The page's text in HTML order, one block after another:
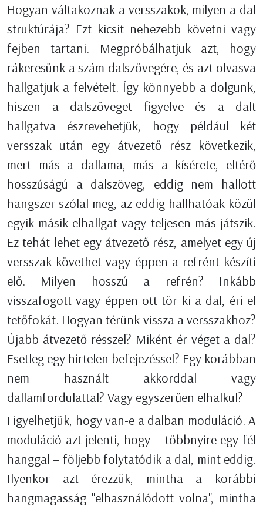
Hogyan váltakoznak a versszakok, milyen a dal
struktúrája? Ezt kicsit nehezebb követni vagy
fejben tartani. Megpróbálhatjuk azt, hogy
rákeresünk a szám dalszövegére, és azt olvasva
hallgatjuk a felvételt. Így könnyebb a dolgunk,
hiszen a dalszöveget figyelve és a dalt
hallgatva észrevehetjük, hogy például két
versszak után egy átvezető rész következik,
mert más a dallama, más a kísérete, eltérő
hosszúságú a dalszöveg, eddig nem hallott
hangszer szólal meg, az eddig hallhatóak közül
egyik-másik elhallgat vagy teljesen más játszik.
Ez tehát lehet egy átvezető rész, amelyet egy új
versszak követhet vagy éppen a refrént készíti
elő. Milyen hosszú a refrén? Inkább
visszafogott vagy éppen ott tör ki a dal, éri el
tetőfokát. Hogyan térünk vissza a versszakhoz?
Újabb átvezető résszel? Miként ér véget a dal?
Esetleg egy hirtelen befejezéssel? Egy korábban
nem használt akkorddal vagy
dallamfordulattal? Vagy egyszerűen elhalkul?
Figyelhetjük, hogy van-e a dalban moduláció. A
moduláció azt jelenti, hogy – többnyire egy fél
hanggal – följebb folytatódik a dal, mint eddig.
Ilyenkor azt érezzük, mintha a korábbi
hangmagasság "elhasználódott volna", mintha